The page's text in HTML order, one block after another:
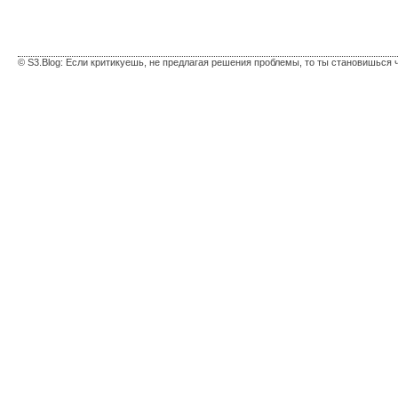
© S3.Blog: Если критикуешь, не предлагая решения проблемы, то ты становишься